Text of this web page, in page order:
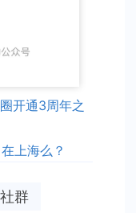
开通3周年之
上海么？
社群